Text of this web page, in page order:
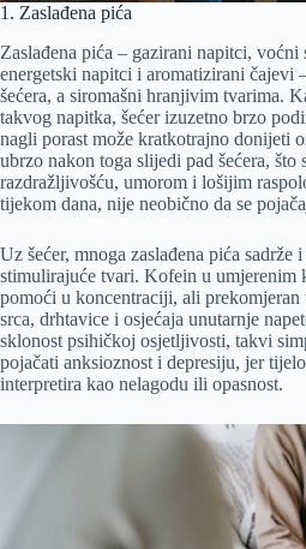
1. Zaslađena pića
Zaslađena pića – gazirani napitci, voćni
energetski napitci i aromatizirani čajevi
šećera, a siromašni hranjivim tvarima.
takvog napitka, šećer izuzetno brzo
nagli porast može kratkotrajno donijeti
ubrzo nakon toga slijedi pad šećera, što
razdražljivošću, umorom i lošijim
tijekom dana, nije neobično da se
Uz šećer, mnoga zaslađena pića
stimulirajuće tvari. Kofein u umjerenim
pomoći u koncentraciji, ali prekomjeran
srca, drhtavice i osjećaja unutarnje
sklonost psihičkoj osjetljivosti, takvi
pojačati anksioznost i depresiju, jer
interpretira kao nelagodu ili opasnost.